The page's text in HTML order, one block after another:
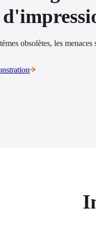
obsolètes, les